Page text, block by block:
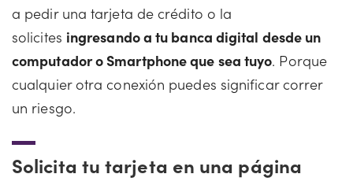
a pedir una tarjeta de crédito o la
solicites ingresando a tu banca digital desde un
computador o Smartphone que sea tuyo. Porque
cualquier otra conexión puedes significar correr
un riesgo.
Solicita tu tarjeta en una página